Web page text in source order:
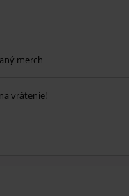
Zľava sa nevzťahuje na:
Böhse Onkelz,
merch
vrátenie!